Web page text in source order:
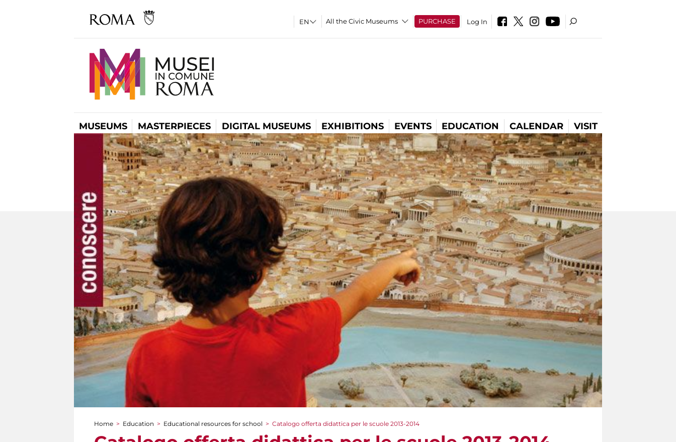
All the Civic Museums PURCHASE Log In
MUSEUMS MASTERPIECES DIGITAL MUSEUMS EXHIBITIONS EVENTS EDUCATION CALENDAR VISIT
You are here
Home > Education > Educational resources for school > Catalogo offerta didattica per le scuole 2013-2014